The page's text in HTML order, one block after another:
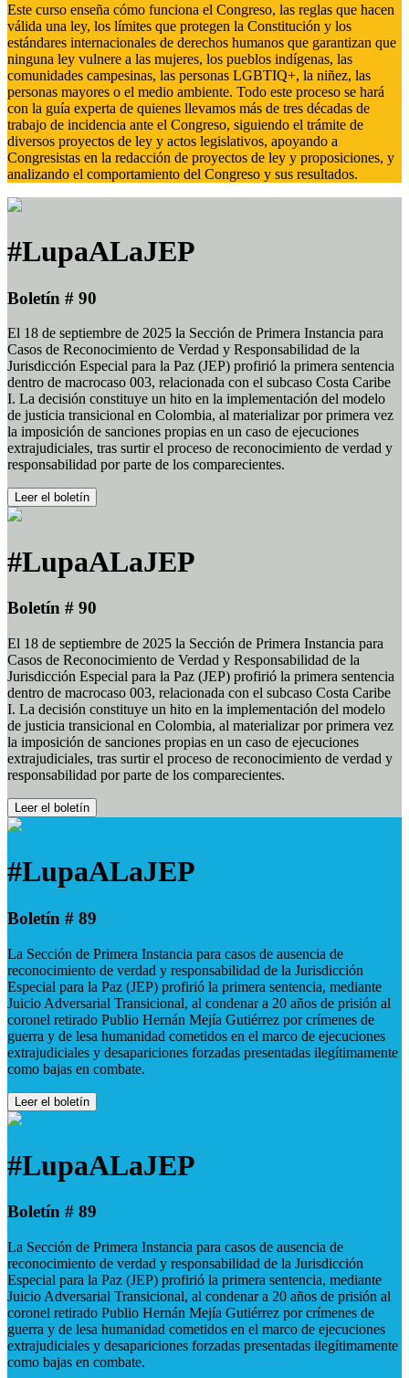
Este curso enseña cómo funciona el Congreso, las reglas que hacen
válida una ley, los límites que protegen la Constitución y los
estándares internacionales de derechos humanos que garantizan que
ninguna ley vulnere a las mujeres, los pueblos indígenas, las
comunidades campesinas, las personas LGBTIQ+, la niñez, las
personas mayores o el medio ambiente. Todo este proceso se hará
con la guía experta de quienes llevamos más de tres décadas de
trabajo de incidencia ante el Congreso, siguiendo el trámite de
diversos proyectos de ley y actos legislativos, apoyando a
Congresistas en la redacción de proyectos de ley y proposiciones, y
analizando el comportamiento del Congreso y sus resultados.
#LupaALaJEP
Boletín # 90
El 18 de septiembre de 2025 la Sección de Primera Instancia para
Casos de Reconocimiento de Verdad y Responsabilidad de la
Jurisdicción Especial para la Paz (JEP) profirió la primera sentencia
dentro de macrocaso 003, relacionada con el subcaso Costa Caribe
I. La decisión constituye un hito en la implementación del modelo
de justicia transicional en Colombia, al materializar por primera vez
la imposición de sanciones propias en un caso de ejecuciones
extrajudiciales, tras surtir el proceso de reconocimiento de verdad y
responsabilidad por parte de los comparecientes.
Leer el boletín
#LupaALaJEP
Boletín # 90
El 18 de septiembre de 2025 la Sección de Primera Instancia para
Casos de Reconocimiento de Verdad y Responsabilidad de la
Jurisdicción Especial para la Paz (JEP) profirió la primera sentencia
dentro de macrocaso 003, relacionada con el subcaso Costa Caribe
I. La decisión constituye un hito en la implementación del modelo
de justicia transicional en Colombia, al materializar por primera vez
la imposición de sanciones propias en un caso de ejecuciones
extrajudiciales, tras surtir el proceso de reconocimiento de verdad y
responsabilidad por parte de los comparecientes.
Leer el boletín
#LupaALaJEP
Boletín # 89
La Sección de Primera Instancia para casos de ausencia de
reconocimiento de verdad y responsabilidad de la Jurisdicción
Especial para la Paz (JEP) profirió la primera sentencia, mediante
Juicio Adversarial Transicional, al condenar a 20 años de prisión al
coronel retirado Publio Hernán Mejía Gutiérrez por crímenes de
guerra y de lesa humanidad cometidos en el marco de ejecuciones
extrajudiciales y desapariciones forzadas presentadas ilegítimamente
como bajas en combate.
Leer el boletín
#LupaALaJEP
Boletín # 89
La Sección de Primera Instancia para casos de ausencia de
reconocimiento de verdad y responsabilidad de la Jurisdicción
Especial para la Paz (JEP) profirió la primera sentencia, mediante
Juicio Adversarial Transicional, al condenar a 20 años de prisión al
coronel retirado Publio Hernán Mejía Gutiérrez por crímenes de
guerra y de lesa humanidad cometidos en el marco de ejecuciones
extrajudiciales y desapariciones forzadas presentadas ilegítimamente
como bajas en combate.